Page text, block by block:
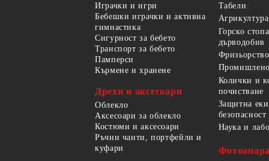
Играчки и игри
Бебешки играчки и активна
гимнастика
Сигурност за бебето
Транспорт за бебето
Памперси
Кърмене и хранене
Дрехи и аксесоари
Облекло
Аксесоари за облекло
Костюми и аксесоари
Ръчни чанти, портфейли и
куфари
Табели
Агрикултура
Горско
дърводобив
Колички и
почистване
Защитна
Наука и